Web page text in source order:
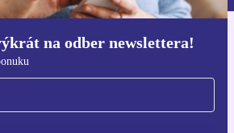
na odber newslettera!
Získajte aplikáciu refurbed
Pre iOS a Android